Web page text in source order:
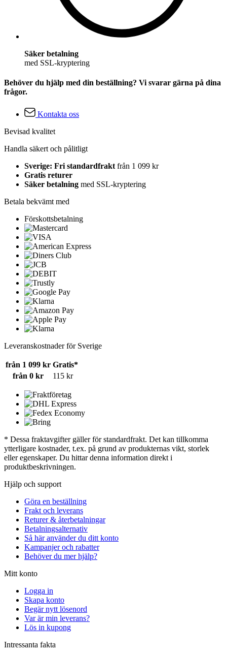
Säker betalning
med SSL-kryptering
Behöver du hjälp med din beställning? Vi svarar gärna på dina
frågor.
Kontakta oss
Bevisad kvalitet
Handla säkert och pålitligt
Sverige: Fri standardfrakt från 1 099 kr
Gratis returer
Säker betalning med SSL-kryptering
Betala bekvämt med
Förskottsbetalning
Leveranskostnader för Sverige
från 1 099 kr Gratis*
från 0 kr
115 kr
* Dessa fraktavgifter gäller för standardfrakt. Det kan tillkomma
ytterligare kostnader, t.ex. på grund av produkternas vikt, storlek
eller egenskaper. Du hittar denna information direkt i
produktbeskrivningen.
Hjälp och support
Göra en beställning
Frakt och leverans
Returer & återbetalningar
Betalningsalternativ
Så här använder du ditt konto
Kampanjer och rabatter
Behöver du mer hjälp?
Mitt konto
Logga in
Skapa konto
Begär nytt lösenord
Var är min leverans?
Lös in kupong
Intressanta fakta